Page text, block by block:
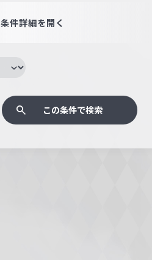
条件詳細を開く
この条件で検索